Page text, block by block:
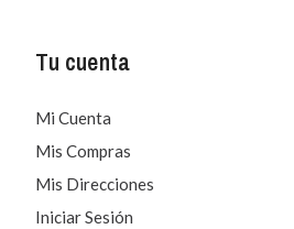
Tu cuenta
Mi Cuenta
Mis Compras
Mis Direcciones
Iniciar Sesión